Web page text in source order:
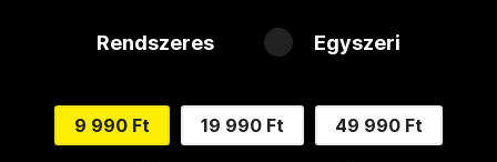
Rendszeres Egyszeri
9 990 Ft 19 990 Ft 49 990 Ft